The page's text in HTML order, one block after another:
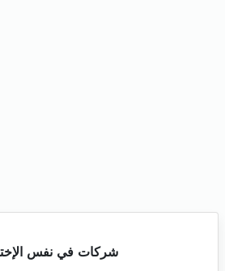
شركات في نفس